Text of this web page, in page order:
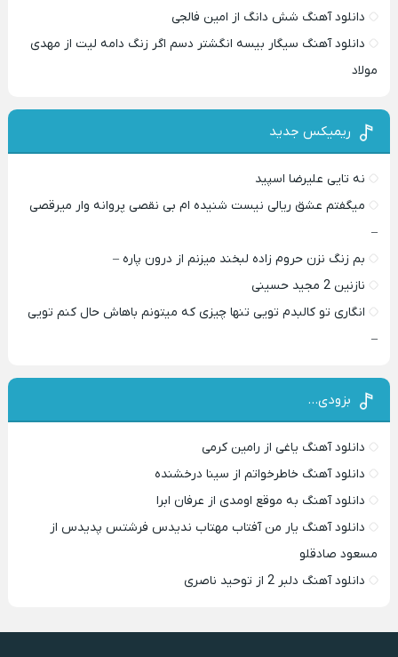
دانلود آهنگ شش دانگ از امین فالجی
دانلود آهنگ سیگار بیسه انگشتر دسم اگر زنگ دامه لیت از مهدی
مولاد
ریمیکس جدید
نه تایی علیرضا اسپید
میگفتم عشق ریالی نیست شنیده ام بی نقصی پروانه وار میرقصی
–
بم زنگ نزن حروم زاده لبخند میزنم از درون پاره –
نازنین 2 مجید حسینی
انگاری تو کالبدم تویی تنها چیزی که میتونم باهاش حال کنم تویی
–
بزودی…
دانلود آهنگ یاغی از رامین کرمی
دانلود آهنگ خاطرخواتم از سینا درخشنده
دانلود آهنگ به موقع اومدی از عرفان ابرا
دانلود آهنگ یار من آفتاب مهتاب ندیدس فرشتس پدیدس از
مسعود صادقلو
دانلود آهنگ دلبر 2 از توحید ناصری